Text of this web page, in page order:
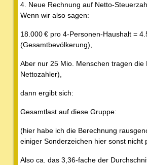
4. Neue Rechnung auf Netto-
Wenn wir also sagen:
18.000 € pro 4-Personen-Haushalt =
(Gesamtbevölkerung),
Aber nur 25 Mio. Menschen tragen die
Nettozahler),
dann ergibt sich:
Gesamtlast auf diese Gruppe:
(hier habe ich die Berechnung
einiger Sonderzeichen hier sonst nicht
Also ca. das 3,36-fache der